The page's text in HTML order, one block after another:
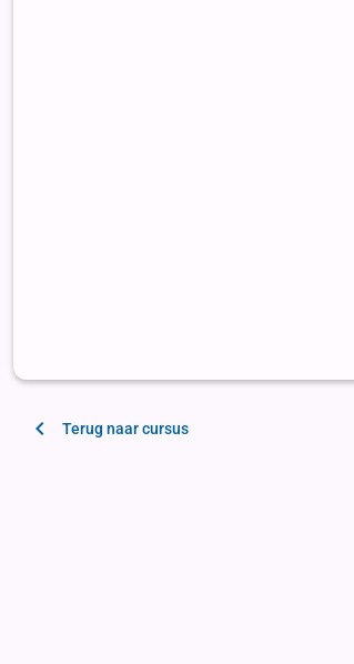
Terug naar cursus